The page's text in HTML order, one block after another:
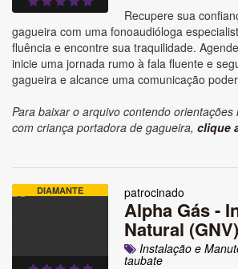
Recupere sua
gagueira com uma fonoaudióloga
fluência e encontre sua traquilidade.
inicie uma jornada rumo à fala fluente e
gagueira e alcance uma comunicação
Para baixar o arquivo contendo
com criança portadora de gagueira, clique
DIAMANTE patrocinado
Alpha Gás -
Natural (GNV)
Instalação e
taubate